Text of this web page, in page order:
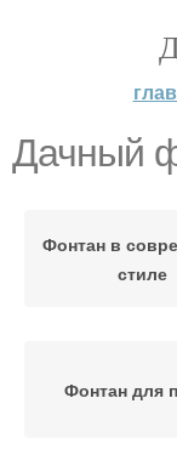
Дачный
Фонтан в
стиле
Фонтан для